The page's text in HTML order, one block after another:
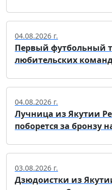
04.08.2026 г.
Первый футбольный
любительских
04.08.2026 г.
Лучница из Якутии
поборется за бронзу
03.08.2026 г.
Дзюдоистки из